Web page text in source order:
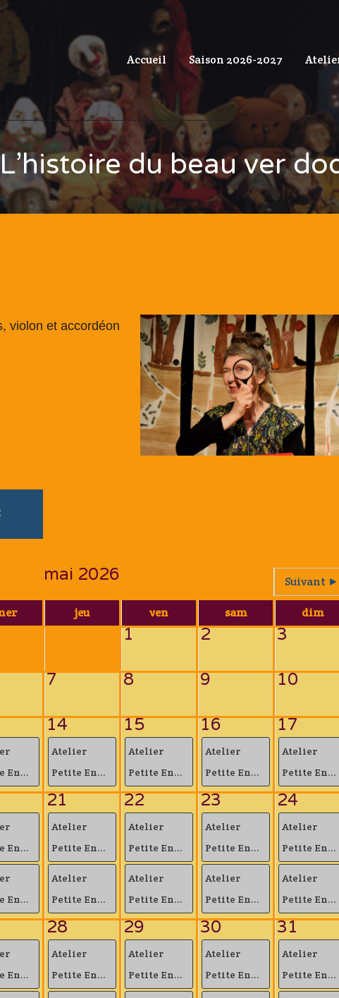
Accueil Saison 2026-2027
L’histoire du beau ver
violon et accordéon
mai 2026 Suivant ►
jeu ven sam dim
1 2 3
7 8 9 10
En...
14
Atelier
Petite En...
15
Atelier
Petite En...
16
Atelier
Petite En...
17
Atelier
Petite En...
En...
En...
21
Atelier
Petite En...
Atelier
Petite En...
22
Atelier
Petite En...
Atelier
Petite En...
23
Atelier
Petite En...
Atelier
Petite En...
24
Atelier
Petite En...
Atelier
Petite En...
En...
28
Atelier
Petite En...
29
Atelier
Petite En...
30
Atelier
Petite En...
31
Atelier
Petite En...